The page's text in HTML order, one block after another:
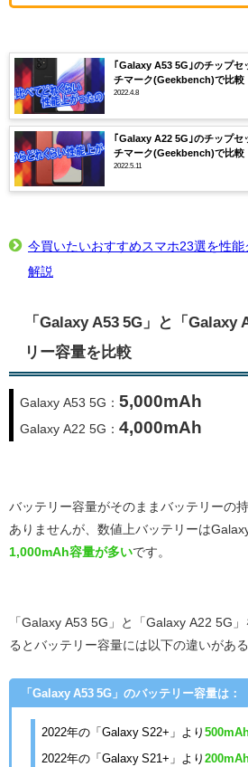
｢Galaxy A53 5G｣のチップセ
チマーク(Geekbench)で比較
2022.4.8
｢Galaxy A22 5G｣のチップセ
チマーク(Geekbench)で比較
2022.5.11
今買いたいおすすめスマホ23選を性能
解説
「Galaxy A53 5G」と「Galaxy
リー容量を比較
Galaxy A53 5G： 5,000mAh
Galaxy A22 5G： 4,000mAh
バッテリー容量がそのままバッテリーの
ありませんが、数値上バッテリーは
1,000mAh容量が多いです。
「Galaxy A53 5G」と「Galaxy A22 5G
るとバッテリー容量には以下の違いがあ
「Galaxy A53 5G」のバッテリー容量は：
2022年の「Galaxy S22+」より
2022年の「Galaxy S21+」より